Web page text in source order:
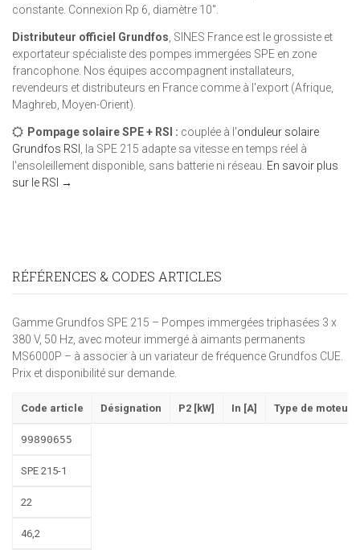
constante. Connexion Rp 6, diamètre 10".
Distributeur officiel Grundfos , SINES France est le grossiste et
exportateur spécialiste des pompes immergées SPE en zone
francophone. Nos équipes accompagnent installateurs,
revendeurs et distributeurs en France comme à l'export (Afrique,
Maghreb, Moyen-Orient).
Pompage solaire SPE + RSI : couplée à l'onduleur solaire
Grundfos RSI
, la SPE 215 adapte sa vitesse en temps réel à
l'ensoleillement disponible, sans batterie ni réseau. En savoir plus
sur le RSI →
RÉFÉRENCES & CODES ARTICLES
Gamme Grundfos SPE 215 – Pompes immergées triphasées 3 x
380 V, 50 Hz, avec moteur immergé à aimants permanents
MS6000P – à associer à un variateur de fréquence Grundfos CUE.
Prix et disponibilité sur demande.
Code article Désignation P2 [kW] In [A] Type de moteur
99890655
SPE 215-1
22
46,2